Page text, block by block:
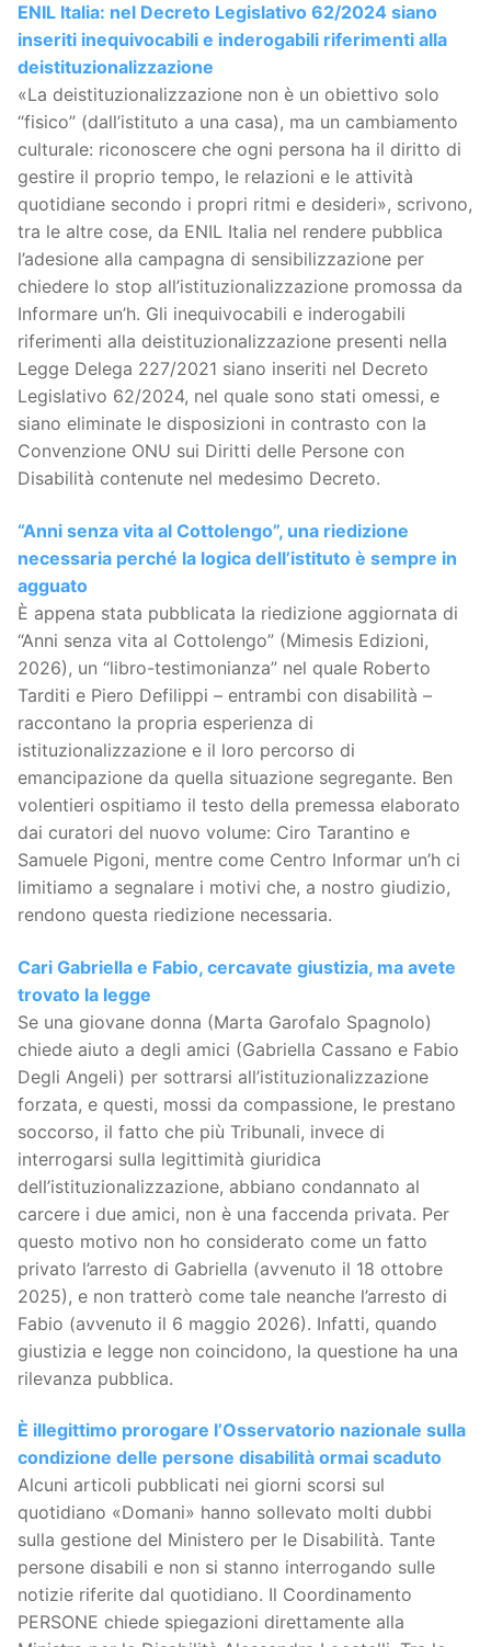
ENIL Italia: nel Decreto Legislativo 62/2024 siano
inseriti inequivocabili e inderogabili riferimenti alla
deistituzionalizzazione
«La deistituzionalizzazione non è un obiettivo solo
“fisico” (dall’istituto a una casa), ma un cambiamento
culturale: riconoscere che ogni persona ha il diritto di
gestire il proprio tempo, le relazioni e le attività
quotidiane secondo i propri ritmi e desideri», scrivono,
tra le altre cose, da ENIL Italia nel rendere pubblica
l’adesione alla campagna di sensibilizzazione per
chiedere lo stop all’istituzionalizzazione promossa da
Informare un’h. Gli inequivocabili e inderogabili
riferimenti alla deistituzionalizzazione presenti nella
Legge Delega 227/2021 siano inseriti nel Decreto
Legislativo 62/2024, nel quale sono stati omessi, e
siano eliminate le disposizioni in contrasto con la
Convenzione ONU sui Diritti delle Persone con
Disabilità contenute nel medesimo Decreto.
“Anni senza vita al Cottolengo”, una riedizione
necessaria perché la logica dell’istituto è sempre in
agguato
È appena stata pubblicata la riedizione aggiornata di
“Anni senza vita al Cottolengo” (Mimesis Edizioni,
2026), un “libro-testimonianza” nel quale Roberto
Tarditi e Piero Defilippi – entrambi con disabilità –
raccontano la propria esperienza di
istituzionalizzazione e il loro percorso di
emancipazione da quella situazione segregante. Ben
volentieri ospitiamo il testo della premessa elaborato
dai curatori del nuovo volume: Ciro Tarantino e
Samuele Pigoni, mentre come Centro Informar un’h ci
limitiamo a segnalare i motivi che, a nostro giudizio,
rendono questa riedizione necessaria.
Cari Gabriella e Fabio, cercavate giustizia, ma avete
trovato la legge
Se una giovane donna (Marta Garofalo Spagnolo)
chiede aiuto a degli amici (Gabriella Cassano e Fabio
Degli Angeli) per sottrarsi all’istituzionalizzazione
forzata, e questi, mossi da compassione, le prestano
soccorso, il fatto che più Tribunali, invece di
interrogarsi sulla legittimità giuridica
dell’istituzionalizzazione, abbiano condannato al
carcere i due amici, non è una faccenda privata. Per
questo motivo non ho considerato come un fatto
privato l’arresto di Gabriella (avvenuto il 18 ottobre
2025), e non tratterò come tale neanche l’arresto di
Fabio (avvenuto il 6 maggio 2026). Infatti, quando
giustizia e legge non coincidono, la questione ha una
rilevanza pubblica.
È illegittimo prorogare l’Osservatorio nazionale sulla
condizione delle persone disabilità ormai scaduto
Alcuni articoli pubblicati nei giorni scorsi sul
quotidiano «Domani» hanno sollevato molti dubbi
sulla gestione del Ministero per le Disabilità. Tante
persone disabili e non si stanno interrogando sulle
notizie riferite dal quotidiano. Il Coordinamento
PERSONE chiede spiegazioni direttamente alla